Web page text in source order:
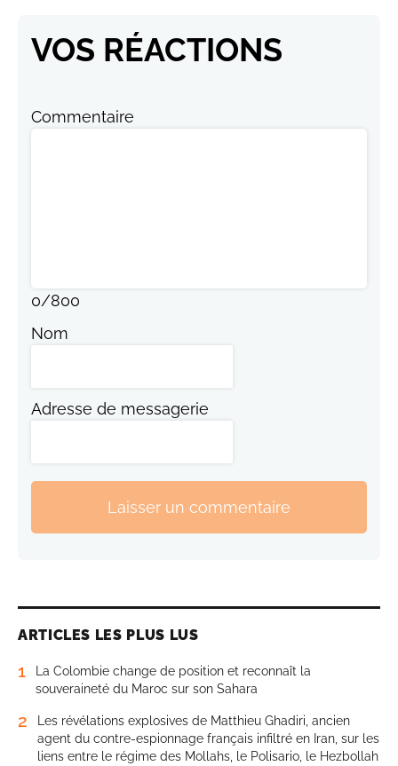
VOS RÉACTIONS
Commentaire
0/800
Nom
Adresse de messagerie
Laisser un commentaire
ARTICLES LES PLUS LUS
1
La Colombie change de position et reconnaît la
souveraineté du Maroc sur son Sahara
2
Les révélations explosives de Matthieu Ghadiri, ancien
agent du contre-espionnage français infiltré en Iran, sur les
liens entre le régime des Mollahs, le Polisario, le Hezbollah